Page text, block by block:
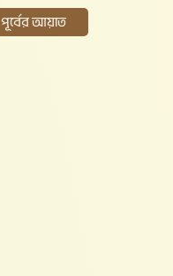
পূর্বের আয়াত